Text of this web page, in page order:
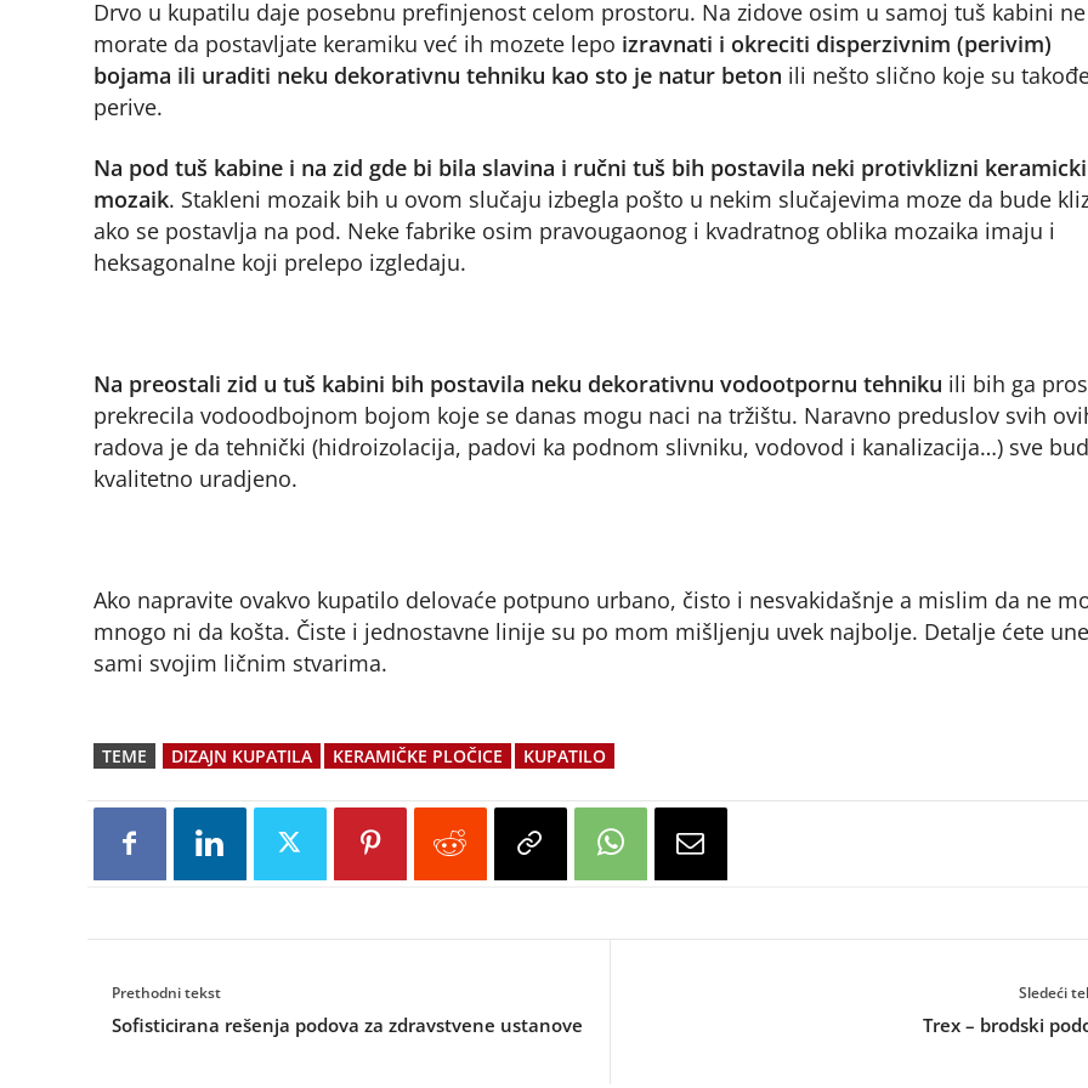
Drvo u kupatilu daje posebnu prefinjenost celom prostoru. Na zidove osim u samoj tuš kabini ne
morate da postavljate keramiku već ih mozete lepo izravnati i okreciti disperzivnim (perivim)
bojama ili uraditi neku dekorativnu tehniku kao sto je natur beton ili nešto slično koje su
perive.
Na pod tuš kabine i na zid gde bi bila slavina i ručni tuš bih postavila neki protivklizni keramicki
mozaik. Stakleni mozaik bih u ovom slučaju izbegla pošto u nekim slučajevima moze da bude
ako se postavlja na pod. Neke fabrike osim pravougaonog i kvadratnog oblika mozaika imaju i
heksagonalne koji prelepo izgledaju.
Na preostali zid u tuš kabini bih postavila neku dekorativnu vodootpornu tehniku ili bih ga
prekrecila vodoodbojnom bojom koje se danas mogu naci na tržištu. Naravno preduslov svih
radova je da tehnički (hidroizolacija, padovi ka podnom slivniku, vodovod i kanalizacija…) sve
kvalitetno uradjeno.
Ako napravite ovakvo kupatilo delovaće potpuno urbano, čisto i nesvakidašnje a mislim da ne
mnogo ni da košta. Čiste i jednostavne linije su po mom mišljenju uvek najbolje. Detalje ćete
sami svojim ličnim stvarima.
TEME DIZAJN KUPATILA KERAMIČKE PLOČICE KUPATILO
Prethodni tekst
Sofisticirana rešenja podova za zdravstvene ustanove
Sledeći
Trex – brodski